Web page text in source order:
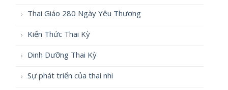
Thai Giáo 280 Ngày Yêu Thương
Kiến Thức Thai Kỳ
Dinh Dưỡng Thai Kỳ
Sự phát triển của thai nhi